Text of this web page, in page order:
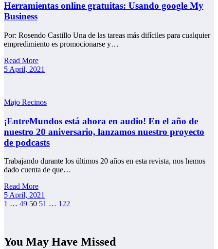
Herramientas online gratuitas: Usando google My
Business
Por: Rosendo Castillo Una de las tareas más difíciles para cualquier
empredimiento es promocionarse y…
Read More
5 April, 2021
Majo Recinos
¡EntreMundos está ahora en audio! En el año de
nuestro 20 aniversario, lanzamos nuestro proyecto
de podcasts
Trabajando durante los últimos 20 años en esta revista, nos hemos
dado cuenta de que…
Read More
5 April, 2021
Posts
1 … 49 50 51 … 122
You May Have Missed